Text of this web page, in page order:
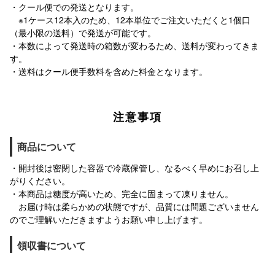
・クール便での発送となります。
※1ケース12本入のため、12本単位でご注文いただくと1個口
（最小限の送料）で発送が可能です。
・本数によって発送時の箱数が変わるため、送料が変わってきま
す。
・送料はクール便手数料を含めた料金となります。
注意事項
商品について
・開封後は密閉した容器で冷蔵保管し、なるべく早めにお召し上
がりください。
・本商品は糖度が高いため、完全に固まって凍りません。
お届け時は柔らかめの状態ですが、品質には問題ございません
のでご理解いただきますようお願い申し上げます。
領収書について